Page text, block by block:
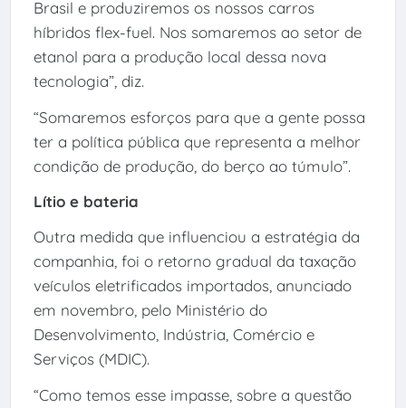
Brasil e produziremos os nossos carros
híbridos flex-fuel. Nos somaremos ao setor de
etanol para a produção local dessa nova
tecnologia”, diz.
“Somaremos esforços para que a gente possa
ter a política pública que representa a melhor
condição de produção, do berço ao túmulo”.
Lítio e bateria
Outra medida que influenciou a estratégia da
companhia, foi o retorno gradual da taxação
veículos eletrificados importados, anunciado
em novembro, pelo Ministério do
Desenvolvimento, Indústria, Comércio e
Serviços (MDIC).
“Como temos esse impasse, sobre a questão